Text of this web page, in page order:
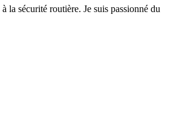
la sécurité routière. Je suis passionné du